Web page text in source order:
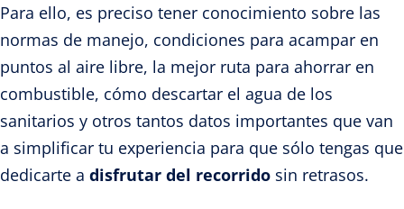
Para ello, es preciso tener conocimiento sobre las
normas de manejo, condiciones para acampar en
puntos al aire libre, la mejor ruta para ahorrar en
combustible, cómo descartar el agua de los
sanitarios y otros tantos datos importantes que van
a simplificar tu experiencia para que sólo tengas que
dedicarte a disfrutar del recorrido sin retrasos.